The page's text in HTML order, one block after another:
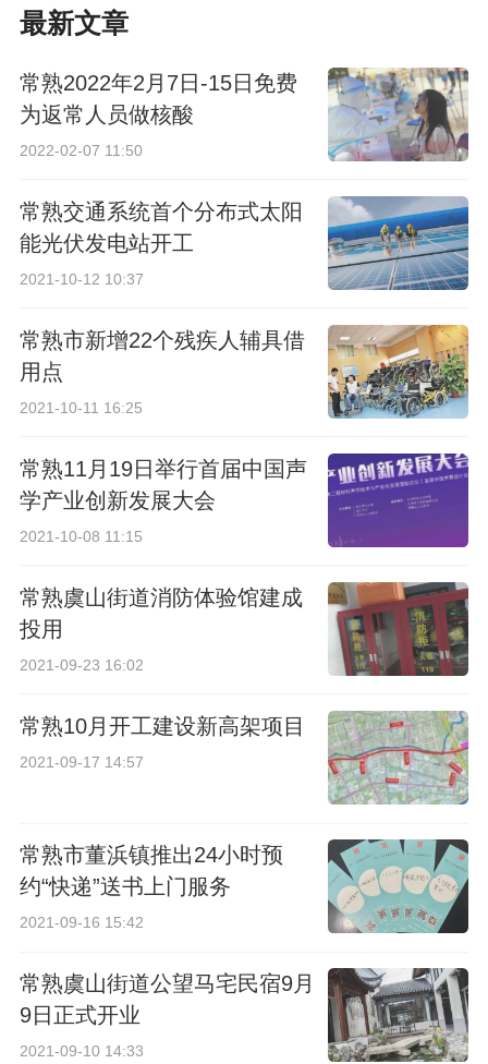
最新文章
常熟2022年2月7日-15日免费
为返常人员做核酸
2022-02-07 11:50
常熟交通系统首个分布式太阳
能光伏发电站开工
2021-10-12 10:37
常熟市新增22个残疾人辅具借
用点
2021-10-11 16:25
常熟11月19日举行首届中国声
学产业创新发展大会
2021-10-08 11:15
常熟虞山街道消防体验馆建成
投用
2021-09-23 16:02
常熟10月开工建设新高架项目
2021-09-17 14:57
常熟市董浜镇推出24小时预
约“快递”送书上门服务
2021-09-16 15:42
常熟虞山街道公望马宅民宿9月
9日正式开业
2021-09-10 14:33